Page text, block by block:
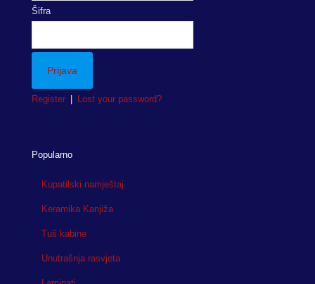
Šifra
Register Lost your password?
Popularno
Kupatilski namještaj
Keramika Kanjiža
Tuš kabine
Unutrašnja rasvjeta